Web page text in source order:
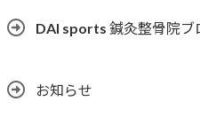
DAI sports 鍼灸整骨院ブ
お知らせ